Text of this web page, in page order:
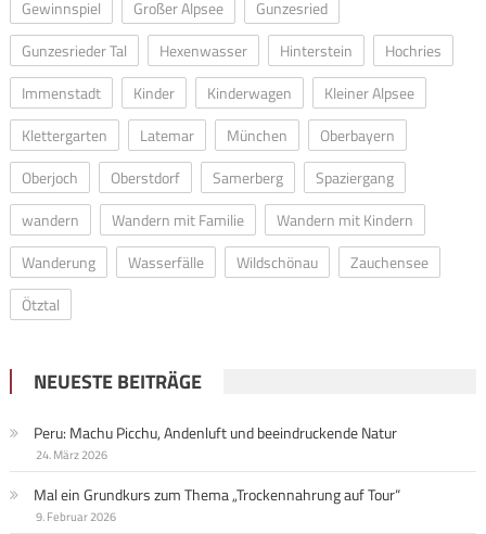
Gewinnspiel
Großer Alpsee
Gunzesried
Gunzesrieder Tal
Hexenwasser Hinterstein
Hochries
Immenstadt
Kinder Kinderwagen
Kleiner Alpsee
Klettergarten
Latemar München
Oberbayern
Oberjoch
Oberstdorf Samerberg
Spaziergang
wandern
Wandern mit Familie
Wandern mit Kindern
Wanderung
Wasserfälle Wildschönau
Zauchensee
Ötztal
NEUESTE BEITRÄGE
Peru: Machu Picchu, Andenluft und beeindruckende Natur
24. März 2026
Mal ein Grundkurs zum Thema „Trockennahrung auf Tour“
9. Februar 2026